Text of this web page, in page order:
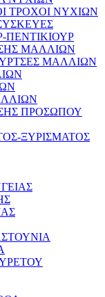
ΤΡΟΧΟΙ ΝΥΧΙΩΝ
ΠΕΝΤΙΚΙΟΥΡ
ΜΑΛΛΙΩΝ
ΜΑΛΛΙΩΝ
ΠΡΟΣΩΠΟΥ
ΞΥΡΙΣΜΑΤΟΣ